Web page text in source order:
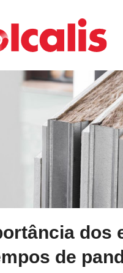
dos
de